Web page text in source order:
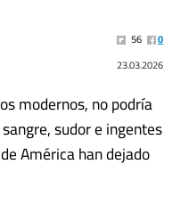
56
0
23.03.2026
modernos, no podría
sudor e ingentes
América han dejado